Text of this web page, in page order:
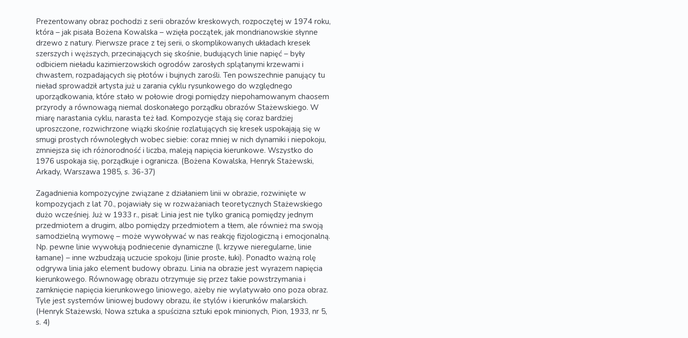
Prezentowany obraz pochodzi z serii obrazów kreskowych, rozpoczętej w 1974 roku,
która – jak pisała Bożena Kowalska – wzięła początek, jak mondrianowskie słynne
drzewo z natury. Pierwsze prace z tej serii, o skomplikowanych układach kresek
szerszych i węższych, przecinających się skośnie, budujących linie napięć – były
odbiciem nieładu kazimierzowskich ogrodów zarosłych splątanymi krzewami i
chwastem, rozpadających się płotów i bujnych zarośli. Ten powszechnie panujący tu
nieład sprowadził artysta już u zarania cyklu rysunkowego do względnego
uporządkowania, które stało w połowie drogi pomiędzy niepohamowanym chaosem
przyrody a równowagą niemal doskonałego porządku obrazów Stażewskiego. W
miarę narastania cyklu, narasta też ład. Kompozycje stają się coraz bardziej
uproszczone, rozwichrzone wiązki skośnie rozlatujących się kresek uspokajają się w
smugi prostych równoległych wobec siebie: coraz mniej w nich dynamiki i niepokoju,
zmniejsza się ich różnorodność i liczba, maleją napięcia kierunkowe. Wszystko do
1976 uspokaja się, porządkuje i ogranicza. (Bożena Kowalska, Henryk Stażewski,
Arkady, Warszawa 1985, s. 36-37)
Zagadnienia kompozycyjne związane z działaniem linii w obrazie, rozwinięte w
kompozycjach z lat 70., pojawiały się w rozważaniach teoretycznych Stażewskiego
dużo wcześniej. Już w 1933 r., pisał: Linia jest nie tylko granicą pomiędzy jednym
przedmiotem a drugim, albo pomiędzy przedmiotem a tłem, ale również ma swoją
samodzielną wymowę – może wywoływać w nas reakcję fizjologiczną i emocjonalną.
Np. pewne linie wywołują podniecenie dynamiczne (l. krzywe nieregularne, linie
łamane) – inne wzbudzają uczucie spokoju (linie proste, łuki). Ponadto ważną rolę
odgrywa linia jako element budowy obrazu. Linia na obrazie jest wyrazem napięcia
kierunkowego. Równowagę obrazu otrzymuje się przez takie powstrzymania i
zamknięcie napięcia kierunkowego liniowego, ażeby nie wylatywało ono poza obraz.
Tyle jest systemów liniowej budowy obrazu, ile stylów i kierunków malarskich.
(Henryk Stażewski, Nowa sztuka a spuścizna sztuki epok minionych, Pion, 1933, nr 5,
s. 4)